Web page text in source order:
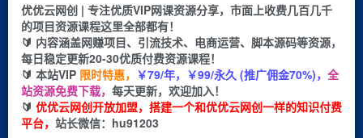
挂机 项目
脚本卡密
APP下载
GO
首页 创业课程 会员专属 正文
（9745期）新平台用软件无脑搬运，月赚
10000+，小白也能轻松上手
优优云网创 | 专注优质VIP网课资源分享，市面上收费几百几千
的项目资源课程这里全部都有！
🔰 内容涵盖网赚项目、引流技术、电商运营、脚本源码等资源，
每日稳定更新20-30优质付费资源课程！
🔰 本站VIP 限时特惠， ￥79/年，￥99/永久 (推广佣金70%)， 全
站资源免费下载， 每天更新，欢迎加入！
🔰 优优云网创开放加盟，搭建一个和优优云网创一样的知识付费
平台， 站长微信：hu91203